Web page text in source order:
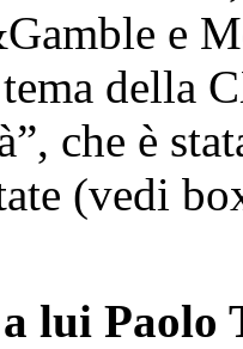
e
della
che è
(vedi
lui Paolo